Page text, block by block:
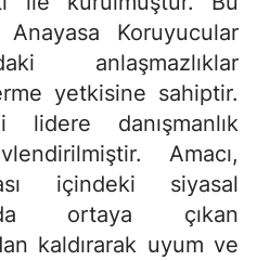
Koruyucular
anlaşmazlıklar
yetkisine sahiptir.
lidere danışmanlık
Amacı,
içindeki siyasal
ortaya çıkan
kaldırarak uyum ve